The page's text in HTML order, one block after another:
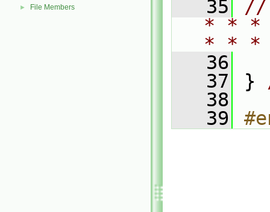
► File Members
   35
//
* * *
* *
   36
   37
}
   38
   39